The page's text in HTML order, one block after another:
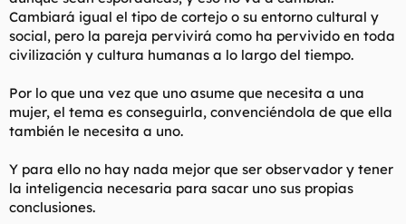
debes gastarte nada) sin sexo, deja de verla. Esto es super
importante. Si no lo haces te va a usar para regalos, citas
caras, o empezar a ponerte a prueba para ver que clase de
proveedor podrías ser si se casa contigo (es decir tu ruina
------------------------------------
NUNCA lleves contigo de viaje a ninguna ciudad, la playa, etc.
a una mujer con quién no te estas acostando o pensando que
alomejor follas. Te esta usando. Si, alomejor pasa algo y tienes
el dinero?
------------------------------------
Nada de abrazarse o acurrucarse- entras y sales.
------------------------------------
Cambiará igual el tipo de cortejo o su entorno cultural y
social, pero la pareja pervivirá como ha pervivido en toda
civilización y cultura humanas a lo largo del tiempo.
Por lo que una vez que uno asume que necesita a una
mujer, el tema es conseguirla, convenciéndola de que ella
también le necesita a uno.
Y para ello no hay nada mejor que ser observador y tener
la inteligencia necesaria para sacar uno sus propias
conclusiones.